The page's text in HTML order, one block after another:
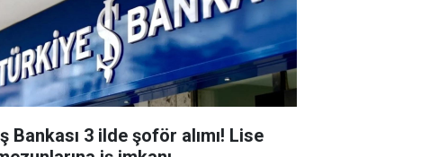
Bankası 3 ilde şoför alımı! Lise